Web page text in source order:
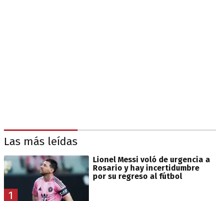
Las más leídas
1
Lionel Messi voló de urgencia a
Rosario y hay incertidumbre
por su regreso al fútbol